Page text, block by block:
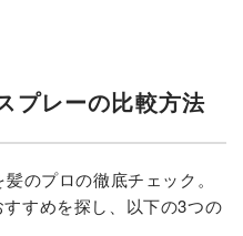
プレーの比較方法
のプロの徹底チェック。
すすめを探し、以下の3つの